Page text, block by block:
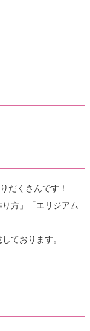
だくさんです！
り方」「エリジアム
ております。